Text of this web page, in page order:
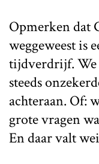
Opmerken dat
weggeweest is
tijdverdrijf. We
steeds
achteraan. Of:
grote vragen
En daar valt